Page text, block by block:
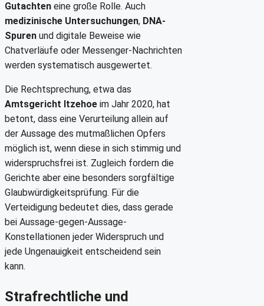
Gutachten eine große Rolle. Auch
medizinische Untersuchungen, DNA-
Spuren und digitale Beweise wie
Chatverläufe oder Messenger-Nachrichten
werden systematisch ausgewertet.
Die Rechtsprechung, etwa das
Amtsgericht Itzehoe im Jahr 2020, hat
betont, dass eine Verurteilung allein auf
der Aussage des mutmaßlichen Opfers
möglich ist, wenn diese in sich stimmig und
widerspruchsfrei ist. Zugleich fordern die
Gerichte aber eine besonders sorgfältige
Glaubwürdigkeitsprüfung. Für die
Verteidigung bedeutet dies, dass gerade
bei Aussage-gegen-Aussage-
Konstellationen jeder Widerspruch und
jede Ungenauigkeit entscheidend sein
kann.
Strafrechtliche und